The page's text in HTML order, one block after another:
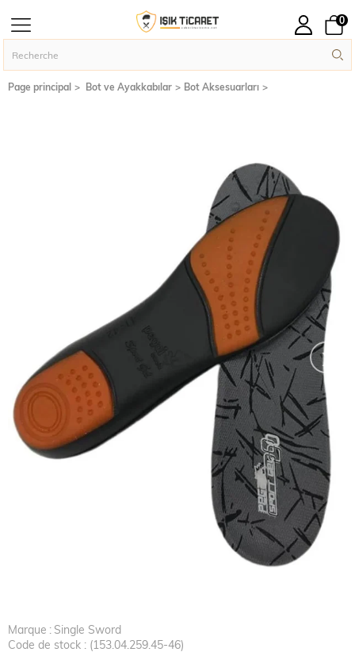
0
Page principal Bot ve Ayakkabılar Bot Aksesuarları
›
Marque : Single Sword
Code de stock
(153.04.259.45-46)